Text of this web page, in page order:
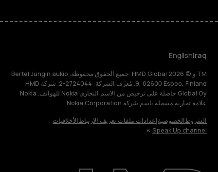
Iraq
English
TM و © 2026 HMD Global. جميع الحقوق محفوظة. Bertel Jungin aukio
9, 02600 Espoo, Finland. مُعرِّف الشركة: 2724044-2. شركة HMD
Global Oy حاصلة على ترخيص من الاسم التجاري Nokia للهواتف. Nokia
علامة تجارية مسجلة باسم شركة Nokia Corporation.
الشروطالخصوصيةإعدادات ملفات تعريف الارتباطالأخلاقيات
Speak Up channel